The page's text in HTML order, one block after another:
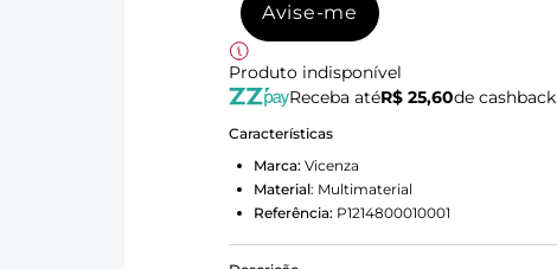
Avise-me
Produto indisponível
Receba atéR$ 25,60de cashback
Características
Marca: Vicenza
Material: Multimaterial
Referência: P1214800010001